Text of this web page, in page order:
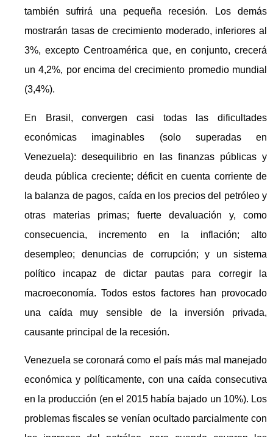
también sufrirá una pequeña recesión. Los demás
mostrarán tasas de crecimiento moderado, inferiores al
3%, excepto Centroamérica que, en conjunto, crecerá
un 4,2%, por encima del crecimiento promedio mundial
(3,4%).
En Brasil, convergen casi todas las dificultades
económicas imaginables (solo superadas en
Venezuela): desequilibrio en las finanzas públicas y
deuda pública creciente; déficit en cuenta corriente de
la balanza de pagos, caída en los precios del petróleo y
otras materias primas; fuerte devaluación y, como
consecuencia, incremento en la inflación; alto
desempleo; denuncias de corrupción; y un sistema
político incapaz de dictar pautas para corregir la
macroeconomía. Todos estos factores han provocado
una caída muy sensible de la inversión privada,
causante principal de la recesión.
Venezuela se coronará como el país más mal manejado
económica y políticamente, con una caída consecutiva
en la producción (en el 2015 había bajado un 10%). Los
problemas fiscales se venían ocultado parcialmente con